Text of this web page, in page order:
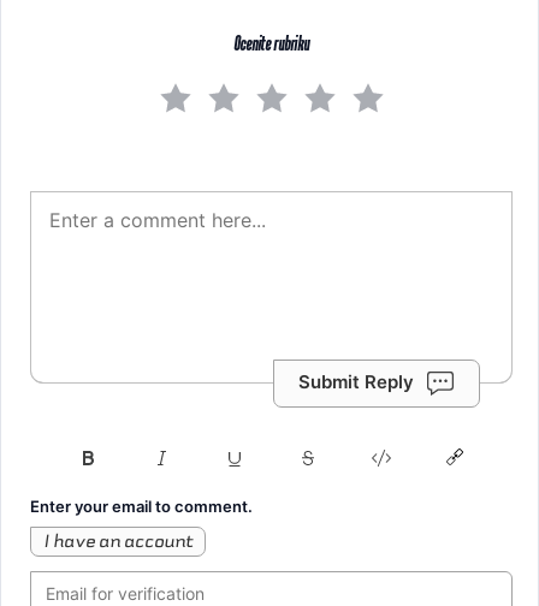
Ocenite rubriku
Submit Reply
Enter your email to comment.
I have an account